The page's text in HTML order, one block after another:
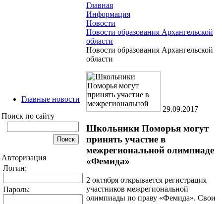
Главные новости
Поиск по сайту
Авторизация
Логин:
Пароль:
Главная
Информация
Новости
Новости образования Архангельской
области
Новости образования Архангельской
области
29.09.2017
Школьники Поморья могут
принять участие в
межрегиональной олимпиаде
«Фемида»
2 октября открывается регистрация
участников межрегиональной
олимпиады по праву «Фемида». Свои